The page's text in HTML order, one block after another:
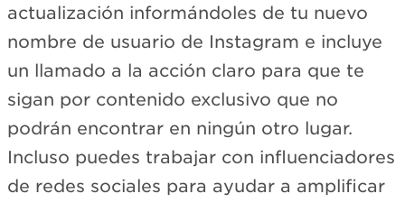
actualización informándoles de tu nuevo
nombre de usuario de Instagram e incluye
un llamado a la acción claro para que te
sigan por contenido exclusivo que no
podrán encontrar en ningún otro lugar.
Incluso puedes trabajar con influenciadores
de redes sociales para ayudar a amplificar